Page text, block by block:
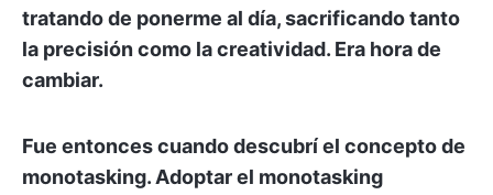
tratando de ponerme al día, sacrificando tanto
la precisión como la creatividad. Era hora de
cambiar.
Fue entonces cuando descubrí el concepto de
monotasking. Adoptar el monotasking